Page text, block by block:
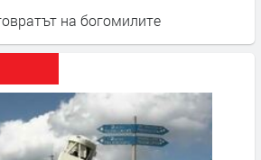
на богомилите